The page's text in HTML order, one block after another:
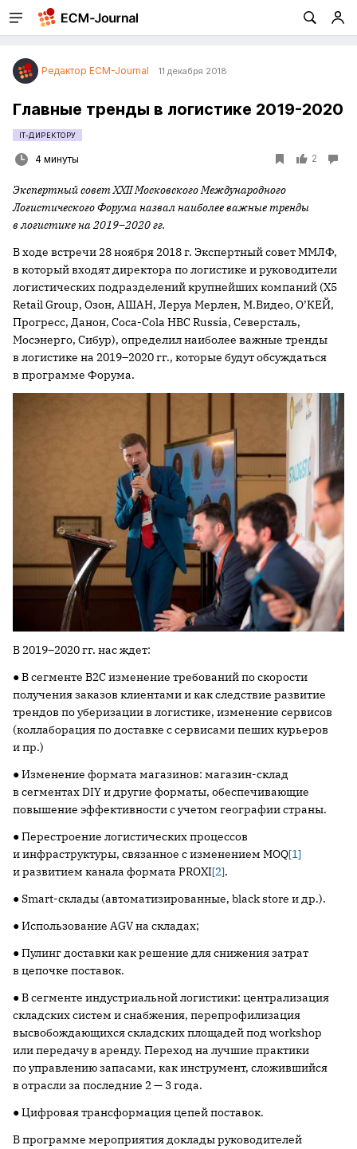
Редактор ECM-Journal 11 декабря 2018
Главные тренды в логистике 2019-2020
IT-ДИРЕКТОРУ
4 минуты 2
Экспертный совет XXII Московского Международного
Логистического Форума назвал наиболее важные тренды
в логистике на 2019–2020 гг.
В ходе встречи 28 ноября 2018 г. Экспертный совет ММЛФ,
в который входят директора по логистике и руководители
логистических подразделений крупнейших компаний (Х5
Retail Group, Озон, АШАН, Леруа Мерлен, М.Видео, О’КЕЙ,
Прогресс, Данон, Coca-Cola HBC Russia, Северсталь,
Мосэнерго, Сибур), определил наиболее важные тренды
в логистике на 2019–2020 гг., которые будут обсуждаться
в программе Форума.
В 2019–2020 гг. нас ждет:
● В сегменте B2C изменение требований по скорости
получения заказов клиентами и как следствие развитие
трендов по уберизации в логистике, изменение сервисов
(коллаборация по доставке с сервисами пеших курьеров
и пр.)
● Изменение формата магазинов: магазин-склад
в сегментах DIY и другие форматы, обеспечивающие
повышение эффективности с учетом географии страны.
● Перестроение логистических процессов
и инфраструктуры, связанное с изменением MOQ[1]
и развитием канала формата PROXI[2].
● Smart-склады (автоматизированные, black store и др.).
● Использование AGV на складах;
● Пулинг доставки как решение для снижения затрат
в цепочке поставок.
● В сегменте индустриальной логистики: централизация
складских систем и снабжения, перепрофилизация
высвобождающихся складских площадей под workshop
или передачу в аренду. Переход на лучшие практики
по управлению запасами, как инструмент, сложившийся
в отрасли за последние 2 — 3 года.
● Цифровая трансформация цепей поставок.
В программе мероприятия доклады руководителей